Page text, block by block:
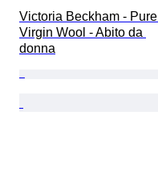
Victoria Beckham - Pure
Virgin Wool - Abito da
donna